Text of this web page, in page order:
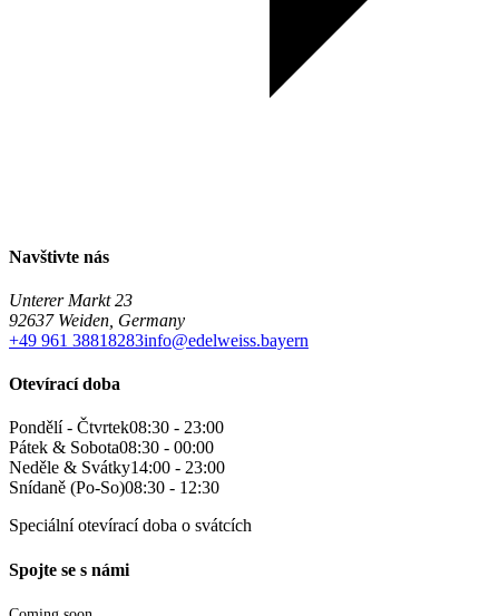
Navštivte nás
Unterer Markt 23
92637 Weiden, Germany
+49 961 38818283info@edelweiss.bayern
Otevírací doba
Pondělí - Čtvrtek08:30 - 23:00
Pátek & Sobota08:30 - 00:00
Neděle & Svátky14:00 - 23:00
Snídaně (Po-So)08:30 - 12:30
Speciální otevírací doba o svátcích
Spojte se s námi